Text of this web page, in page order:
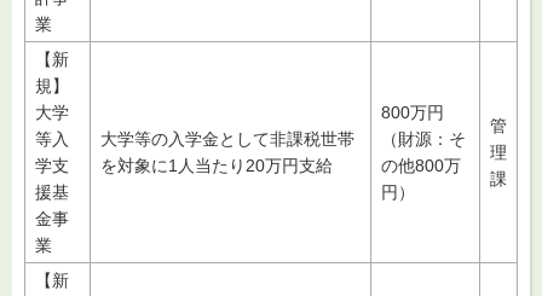
業
【新
規】
大学
等入
学支
援基
金事
業
大学等の入学金として非課税世帯
を対象に1人当たり20万円支給
800万円
（財源：そ
の他800万
円）
管
理
課
【新